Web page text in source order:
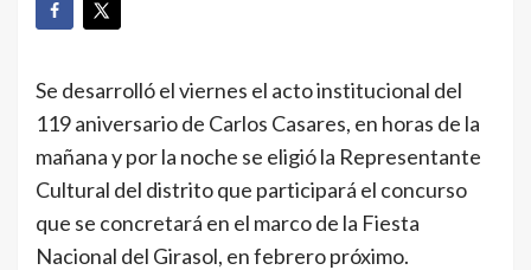
Se desarrolló el viernes el acto institucional del
119 aniversario de Carlos Casares, en horas de la
mañana y por la noche se eligió la Representante
Cultural del distrito que participará el concurso
que se concretará en el marco de la Fiesta
Nacional del Girasol, en febrero próximo.